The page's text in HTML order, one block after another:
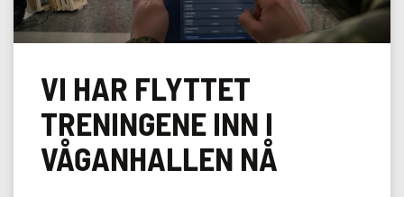
VI HAR FLYTTET
TRENINGENE INN I
VÅGANHALLEN NÅ